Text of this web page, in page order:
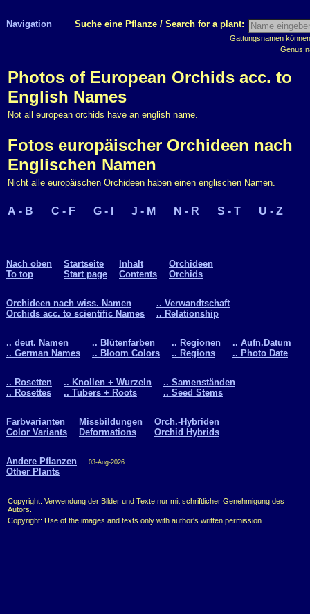
Navigation Suche eine Pflanze / Search for a plant:
Gattungsnamen
Genus
Photos of European Orchids acc. to
English Names
Not all european orchids have an english name.
Fotos europäischer Orchideen nach
Englischen Namen
Nicht alle europäischen Orchideen haben einen englischen Namen.
A - B C - F G - I J - M N - R S - T U - Z
Nach oben
To top
Startseite
Start page
Inhalt
Contents
Orchideen
Orchids
Orchideen nach wiss. Namen
Orchids acc. to scientific Names
.. Verwandtschaft
.. Relationship
.. deut. Namen
.. German Names
.. Blütenfarben
.. Bloom Colors
.. Regionen
.. Regions
.. Aufn.Datum
.. Photo Date
.. Rosetten
.. Rosettes
.. Knollen + Wurzeln
.. Tubers + Roots
.. Samenständen
.. Seed Stems
Farbvarianten
Color Variants
Missbildungen
Deformations
Orch.-Hybriden
Orchid Hybrids
Andere Pflanzen
Other Plants
03-Aug-2026
Copyright: Verwendung der Bilder und Texte nur mit schriftlicher Genehmigung des
Autors.
Copyright: Use of the images and texts only with author's written permission.